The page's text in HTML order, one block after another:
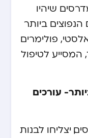
שיהיו
ביותר
פולימרים
המסייע לטיפול
עורכים
יצליחו לבנות